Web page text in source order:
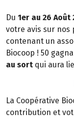
Du 1er au 26 Août
votre avis sur nos
contenant un
Biocoop ! 50
au sort qui aura
La Coopérative
contribution et